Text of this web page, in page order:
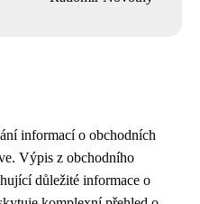
informací o obchodních
Výpis z obchodního
důležité informace o